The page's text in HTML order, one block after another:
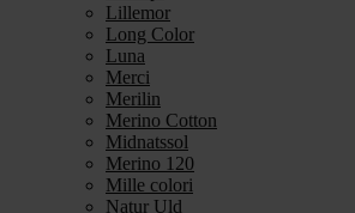
Lillemor
Long Color
Luna
Merci
Merilin
Merino Cotton
Midnatssol
Merino 120
Mille colori
Natur Uld